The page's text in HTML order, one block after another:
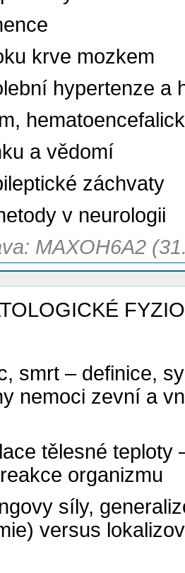
krve mozkem
hypertenze a
a vědomí
záchvaty
v neurologii
MAXOH6A2
smrt – definice,
nemoci zevní a
tělesné teploty
organizmu
síly,
versus